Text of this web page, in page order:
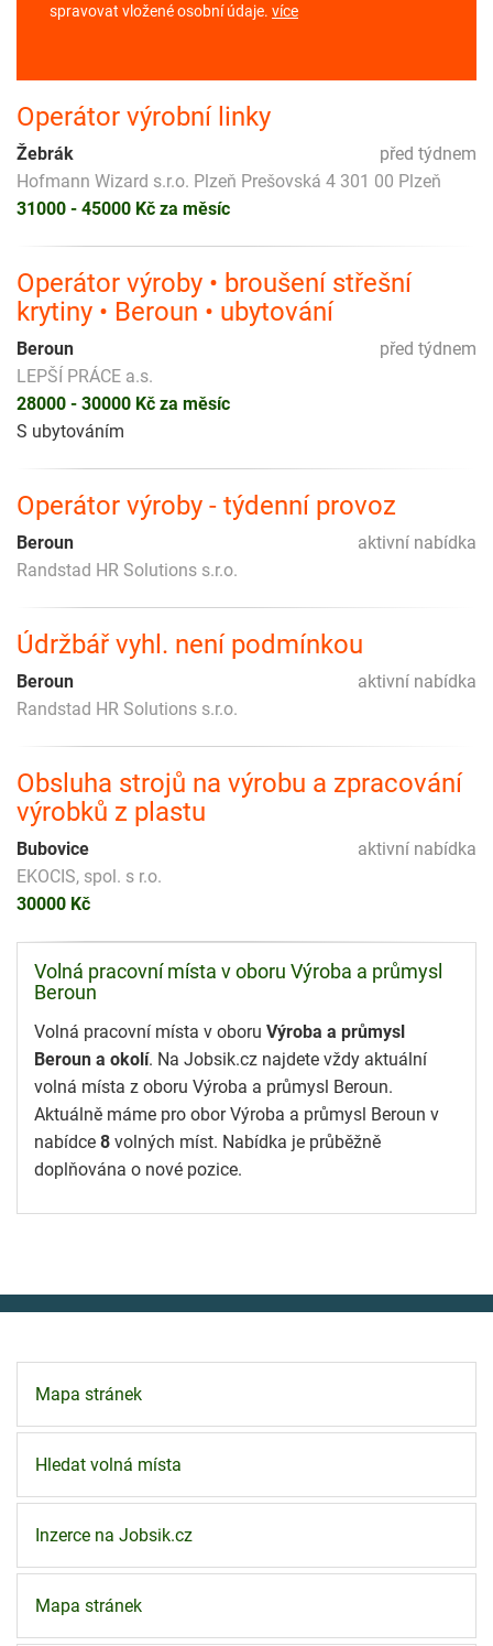
spravovat vložené osobní údaje. více
Operátor výrobní linky
před týdnem
Žebrák
Hofmann Wizard s.r.o. Plzeň Prešovská 4 301 00 Plzeň
31000 - 45000 Kč za měsíc
Operátor výroby • broušení střešní
krytiny • Beroun • ubytování
před týdnem
Beroun
LEPŠÍ PRÁCE a.s.
28000 - 30000 Kč za měsíc
S ubytováním
Operátor výroby - týdenní provoz
aktivní nabídka
Beroun
Randstad HR Solutions s.r.o.
Údržbář vyhl. není podmínkou
aktivní nabídka
Beroun
Randstad HR Solutions s.r.o.
Obsluha strojů na výrobu a zpracování
výrobků z plastu
aktivní nabídka
Bubovice
EKOCIS, spol. s r.o.
30000 Kč
Volná pracovní místa v oboru Výroba a průmysl
Beroun
Volná pracovní místa v oboru Výroba a průmysl
Beroun a okolí. Na Jobsik.cz najdete vždy aktuální
volná místa z oboru Výroba a průmysl Beroun.
Aktuálně máme pro obor Výroba a průmysl Beroun v
nabídce 8 volných míst. Nabídka je průběžně
doplňována o nové pozice.
Mapa stránek
Hledat volná místa
Inzerce na Jobsik.cz
Mapa stránek